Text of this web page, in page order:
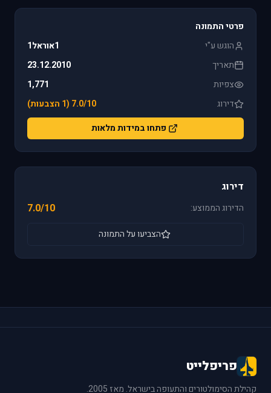
פרטי התמונה
הוגש ע"י
1אוראל1
תאריך
23.12.2010
צפיות
1,771
דירוג
7.0/10 (1 הצבעות)
פתחו במידות מלאות
דירוג
הדירוג הממוצע: 7.0/10
הצביעו על התמונה
פריפלייט
קהילת הסימולטורים והתעופה בישראל. מאז 2005.